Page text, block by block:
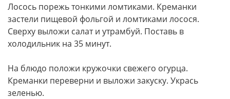
Лосось порежь тонкими ломтиками. Креманки
застели пищевой фольгой и ломтиками лосося.
Сверху выложи салат и утрамбуй. Поставь в
холодильник на 35 минут.
На блюдо положи кружочки свежего огурца.
Креманки переверни и выложи закуску. Укрась
зеленью.